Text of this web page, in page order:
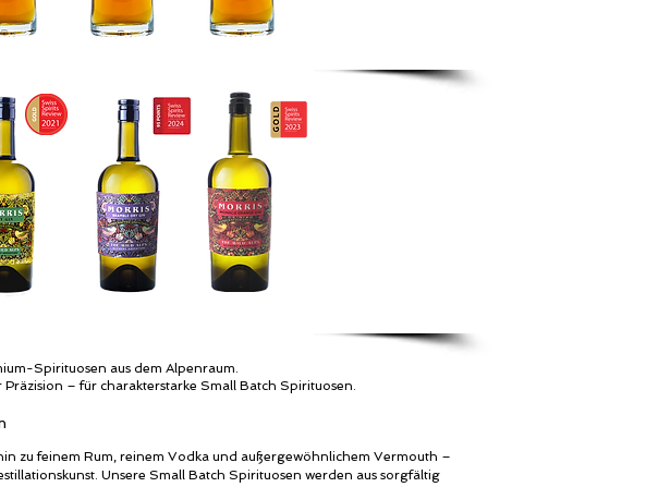
Spirituosen aus dem Alpenraum.
– für charakterstarke Small Batch Spirituosen.
zu feinem Rum, reinem Vodka und außergewöhnlichem Vermouth –
Unsere Small Batch Spirituosen werden aus sorgfältig